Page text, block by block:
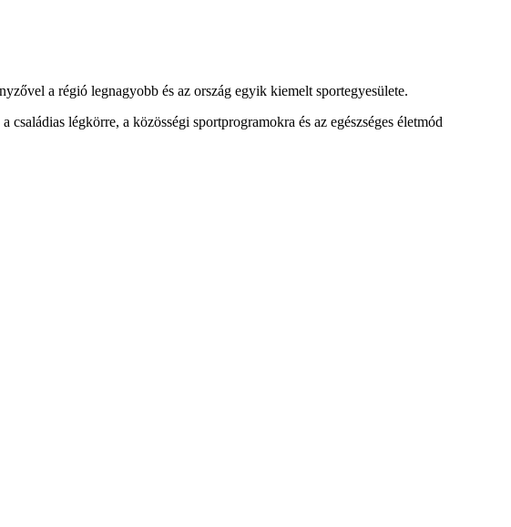
a régió legnagyobb és az ország egyik kiemelt sportegyesülete.
légkörre, a közösségi sportprogramokra és az egészséges életmód